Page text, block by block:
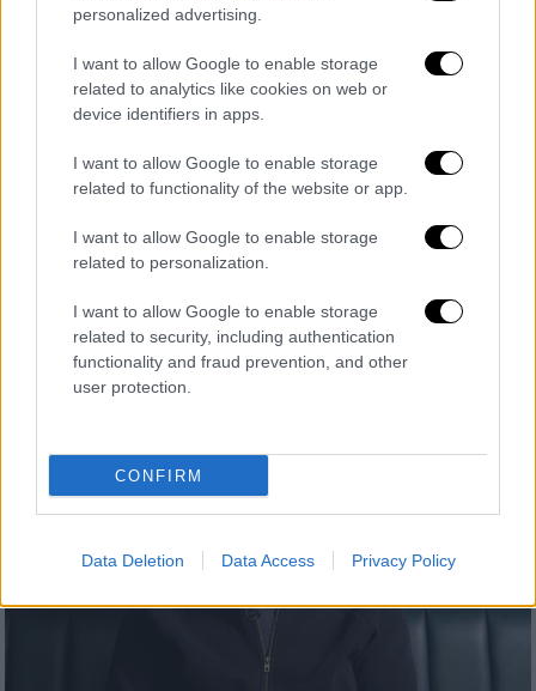
personalized advertising.
I want to allow Google to enable storage
related to analytics like cookies on web or
device identifiers in apps.
I want to allow Google to enable storage
related to functionality of the website or app.
I want to allow Google to enable storage
related to personalization.
I want to allow Google to enable storage
related to security, including authentication
functionality and fraud prevention, and other
user protection.
CONFIRM
Data Deletion Data Access Privacy Policy
Η τούρτα... αρνί: Ζαχαροπλάστισσα
γίνεται viral με τις γλυκές δημιουργίες
Viral έγινε η ζαχαροπλάστισσα, Ειρήνη
Πολυβίου για τις ρεαλιστικές τούρτες που
φτιάχνει